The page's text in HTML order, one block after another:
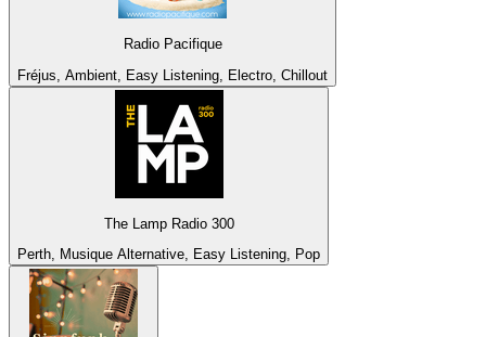
Radio Pacifique
Fréjus, Ambient, Easy Listening, Electro, Chillout
The Lamp Radio 300
Perth, Musique Alternative, Easy Listening, Pop